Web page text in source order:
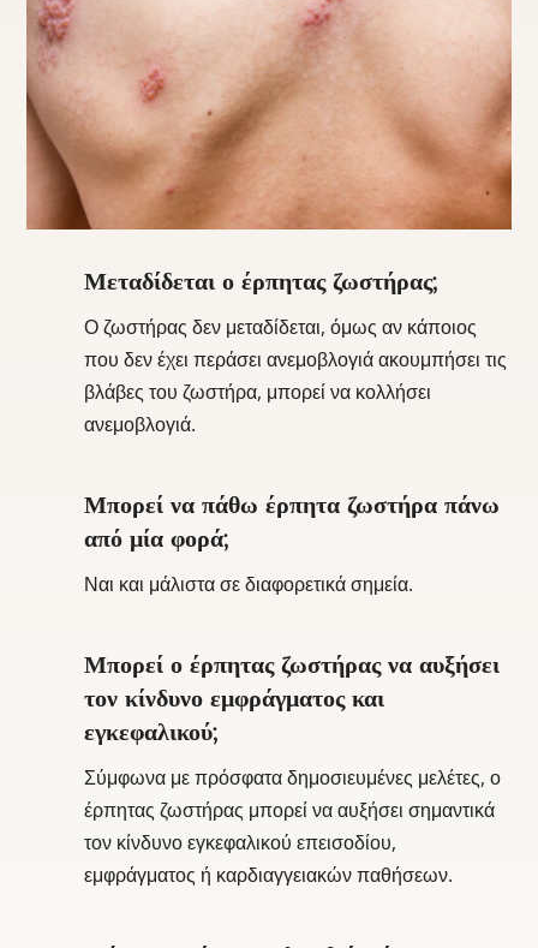
Μεταδίδεται ο έρπητας ζωστήρας;
Ο ζωστήρας δεν μεταδίδεται, όμως αν κάποιος
που δεν έχει περάσει ανεμοβλογιά ακουμπήσει τις
βλάβες του ζωστήρα, μπορεί να κολλήσει
ανεμοβλογιά.
Μπορεί να πάθω έρπητα ζωστήρα πάνω
από μία φορά;
Ναι και μάλιστα σε διαφορετικά σημεία.
Μπορεί ο έρπητας ζωστήρας να αυξήσει
τον κίνδυνο εμφράγματος και
εγκεφαλικού;
Σύμφωνα με πρόσφατα δημοσιευμένες μελέτες, ο
έρπητας ζωστήρας μπορεί να αυξήσει σημαντικά
τον κίνδυνο εγκεφαλικού επεισοδίου,
εμφράγματος ή καρδιαγγειακών παθήσεων.